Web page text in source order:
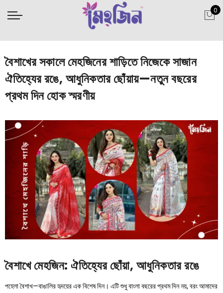
0
বৈশাখের সকালে মেহজিনের শাড়িতে নিজেকে সাজান
ঐতিহ্যের রঙে, আধুনিকতার ছোঁয়ায়—নতুন বছরের
প্রথম দিন হোক স্মরণীয়
বৈশাখে মেহজিন: ঐতিহ্যের ছোঁয়া, আধুনিকতার রঙে
পহেলা বৈশাখ—বাঙালির হৃদয়ের এক বিশেষ দিন। এটি শুধু বাংলা বছরের প্রথম দিন নয়, বরং আমাদের